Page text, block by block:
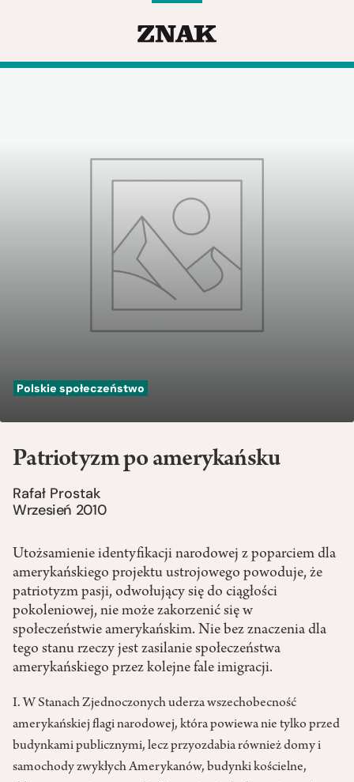
Polskie społeczeństwo
Patriotyzm po amerykańsku
Rafał Prostak
Wrzesień 2010
Utożsamienie identyfikacji narodowej z poparciem dla
amerykańskiego projektu ustrojowego powoduje, że
patriotyzm pasji, odwołujący się do ciągłości
pokoleniowej, nie może zakorzenić się w
społeczeństwie amerykańskim. Nie bez znaczenia dla
tego stanu rzeczy jest zasilanie społeczeństwa
amerykańskiego przez kolejne fale imigracji.
I. W Stanach Zjednoczonych uderza wszechobecność
amerykańskiej flagi narodowej, która powiewa nie tylko przed
budynkami publicznymi, lecz przyozdabia również domy i
samochody zwykłych Amerykanów, budynki kościelne,